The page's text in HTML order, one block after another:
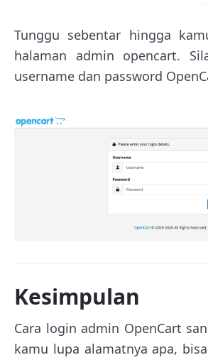
Tunggu sebentar hingga
halaman admin opencart.
username dan password
Kesimpulan
Cara login admin OpenCart
kamu lupa alamatnya apa,